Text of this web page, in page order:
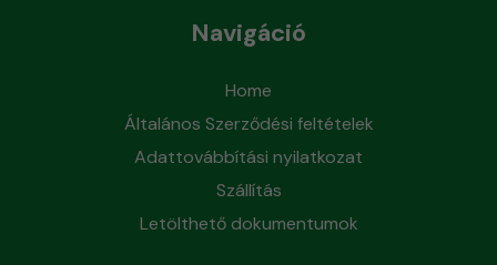
Navigáció
Home
Általános Szerződési feltételek
Adattovábbítási nyilatkozat
Szállítás
Letölthető dokumentumok